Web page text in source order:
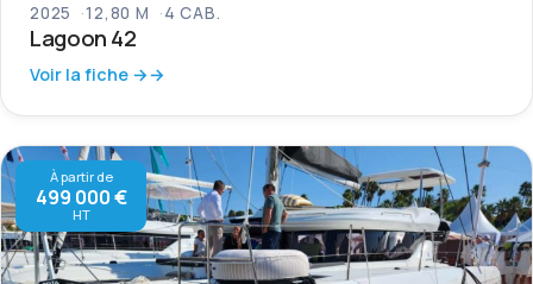
2025 12,80 M 4 CAB.
Lagoon 42
Voir la fiche →
À partir de
499 000 €
HT